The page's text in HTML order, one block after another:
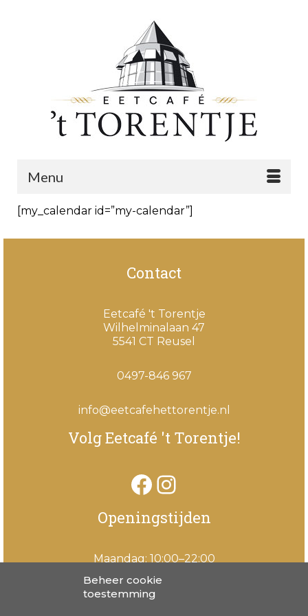
Beheer cookie
toestemming
Menu
[my_calendar id=”my-calendar”]
Contact
Eetcafé 't Torentje
Wilhelminalaan 47
5541 CT Reusel
0497-846 967
info@eetcafehettorentje.nl
Volg Eetcafé 't Torentje!
Facebook
Instagram
Openingstijden
Maandag: 10:00–22:00
Woensdag: 10:00–22:00
Donderdag: 10:00–22:00